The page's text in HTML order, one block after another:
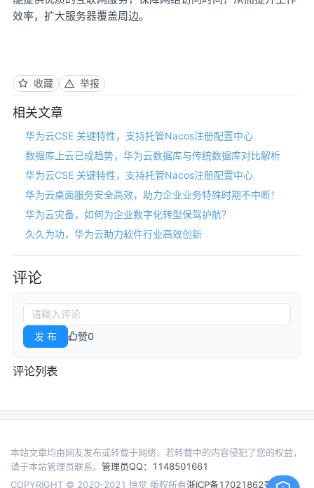
效率，扩大服务器覆盖周边。
收藏 举报
相关文章
华为云CSE 关键特性，支持托管Nacos注册配置中心
数据库上云已成趋势，华为云数据库与传统数据库对比解析
华为云CSE 关键特性，支持托管Nacos注册配置中心
华为云桌面服务安全高效，助力企业业务特殊时期不中断！
华为云灾备，如何为企业数字化转型保驾护航？
久久为功，华为云助力软件行业高效创新
评论
发 布 赞0
评论列表
本站文章均由网友发布或转载于网络，若转载中的内容侵犯了您的权益，
请于本站管理员联系。 管理员QQ：1148501661
COPYRIGHT © 2020-2021 惊觉 版权所有浙ICP备17021862号